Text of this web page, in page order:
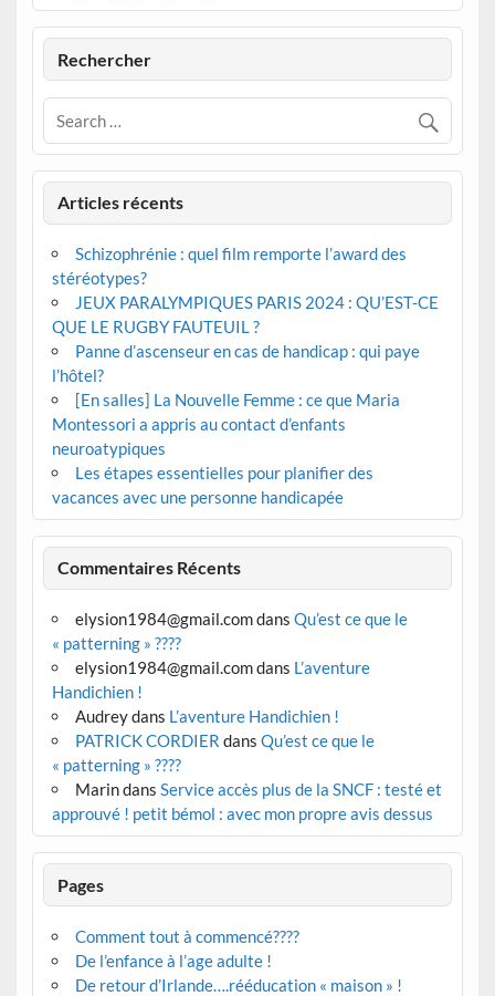
Rechercher
Articles récents
Schizophrénie : quel film remporte l’award des
stéréotypes?
JEUX PARALYMPIQUES PARIS 2024 : QU’EST-CE
QUE LE RUGBY FAUTEUIL ?
Panne d’ascenseur en cas de handicap : qui paye
l’hôtel?
[En salles] La Nouvelle Femme : ce que Maria
Montessori a appris au contact d’enfants
neuroatypiques
Les étapes essentielles pour planifier des
vacances avec une personne handicapée
Commentaires Récents
elysion1984@gmail.comdans Qu’est ce que le
« patterning » ????
elysion1984@gmail.comdans L’aventure
Handichien !
Audreydans L’aventure Handichien !
PATRICK CORDIER dans Qu’est ce que le
« patterning » ????
Marindans Service accès plus de la SNCF : testé et
approuvé ! petit bémol : avec mon propre avis dessus
Pages
Comment tout à commencé????
De l’enfance à l’age adulte !
De retour d’Irlande….rééducation « maison » !